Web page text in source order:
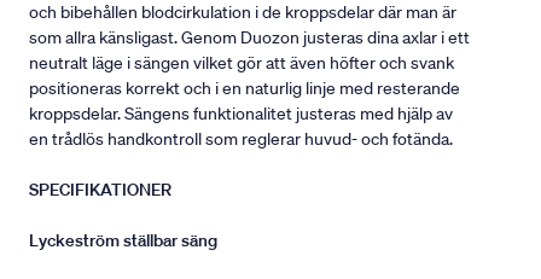
och bibehållen blodcirkulation i de kroppsdelar där man är
som allra känsligast. Genom Duozon justeras dina axlar i ett
neutralt läge i sängen vilket gör att även höfter och svank
positioneras korrekt och i en naturlig linje med resterande
kroppsdelar. Sängens funktionalitet justeras med hjälp av
en trådlös handkontroll som reglerar huvud- och fotända.
SPECIFIKATIONER
Lyckeström ställbar säng